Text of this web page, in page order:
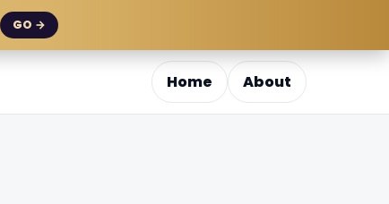
GO →
Home About